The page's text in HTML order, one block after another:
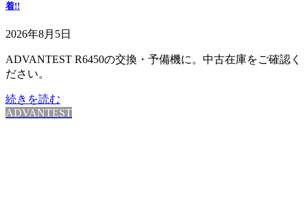
着!!
2026年8月5日
ADVANTEST R6450の交換・予備機に。中古在庫をご確認く
ださい。
続きを読む
ADVANTEST